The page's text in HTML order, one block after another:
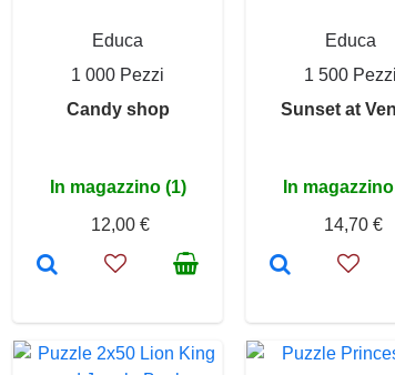
Educa
1 000 Pezzi
Candy shop
In magazzino (1)
12,00 €
Educa
1 500 Pezzi
Sunset at
In
14,70 €